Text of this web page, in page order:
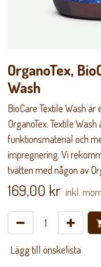
OrganoTex,
Wash
BioCare Textile Wash
OrganoTex. Textile
funktionsmaterial och
impregnering. Vi
tvätten med någon av
169,00 kr inkl.
​ Lägg till önskelista